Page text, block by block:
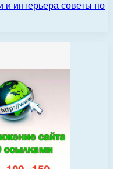
и интерьера советы по